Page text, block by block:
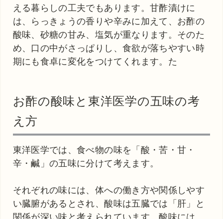
える暮らしの工夫でもあります。甘酢漬けに
は、らっきょうの香りや辛みに加えて、お酢の
酸味、砂糖の甘み、塩気が重なります。そのた
め、口の中がさっぱりし、食欲が落ちやすい時
期にも食卓に変化をつけてくれます。た
お酢の酸味と東洋医学の五味の考
え方
東洋医学では、食べ物の味を「酸・苦・甘・
辛・鹹」の五味に分けて考えます。
それぞれの味には、体への働き方や関係しやす
い臓腑があるとされ、酸味は五臓では「肝」と
関係が深い味と考えられています。酸味には、